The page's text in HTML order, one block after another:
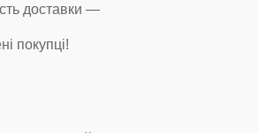
доставки —
покупці!